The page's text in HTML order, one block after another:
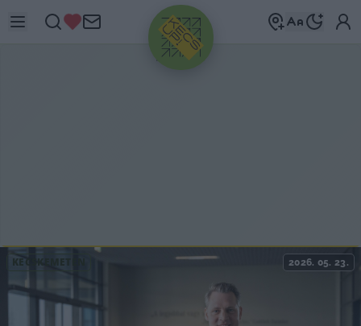
HIRDETÉS
KECSKEMÉTEN 2026. 05. 23.